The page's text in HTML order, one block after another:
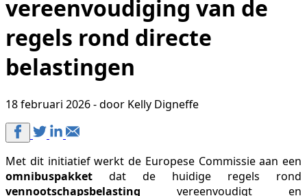
vereenvoudiging van de
regels rond directe
belastingen
18 februari 2026 - door Kelly Digneffe
Met dit initiatief werkt de Europese Commissie aan een
omnibuspakket dat de huidige regels rond
vennootschapsbelasting vereenvoudigt en